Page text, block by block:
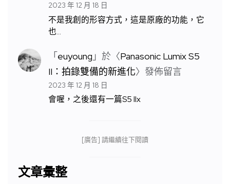
2023 年 12 月 18 日
不是我創的形容方式，這是原廠的功能，它
也…
「euyoung 」於〈Panasonic Lumix S5
II：拍錄雙備的新進化〉發佈留言
2023 年 12 月 18 日
會喔，之後還有一篇S5 IIx
[廣告] 請繼續往下閱讀
文章彙整